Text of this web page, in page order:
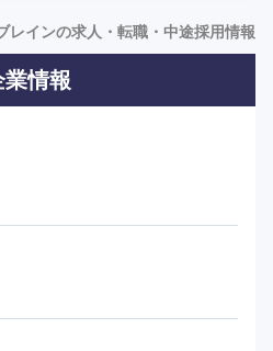
レインの求人・転職・中途採用情報
業情報